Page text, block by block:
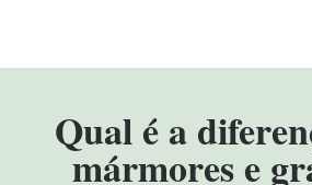
Qual é a
mármores e